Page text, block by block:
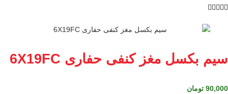

سیم بکسل مغز کنفی حفاری 6X19FC
90,000 تومان